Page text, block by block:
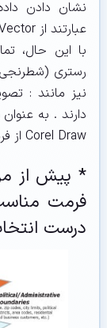
نشان دادن
عبارتند از Vector و Raster
با این حال،
نیز مانند :
Corel Draw از فرمت وکتوری استفاده می کنند .
* پیش از
فرمت
درست